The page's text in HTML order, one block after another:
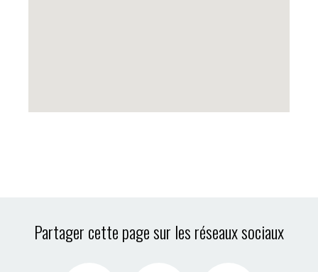
Partager cette page sur les réseaux sociaux